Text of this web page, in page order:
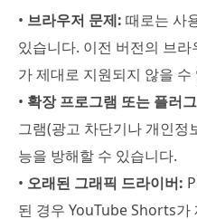
• 브라우저 문제: 때로는 사
있습니다. 이전 버전의 브
가 제대로 지원되지 않을 수
• 확장 프로그램 또는 플러
그램(광고 차단기나 개인정
능을 방해할 수 있습니다.
• 오래된 그래픽 드라이버:
된 경우 YouTube Shorts가